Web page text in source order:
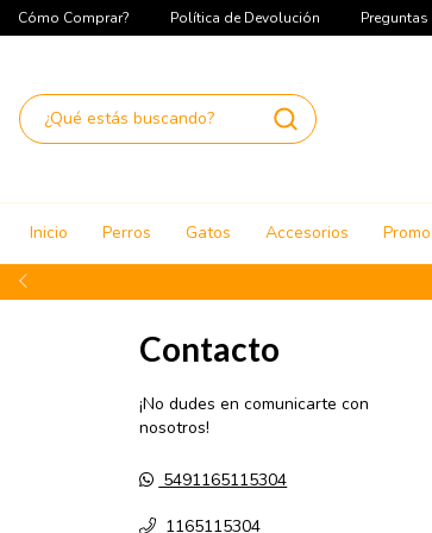
Cómo Comprar? Política de Devolución Preguntas
Inicio Perros Gatos Accesorios
Contacto
¡No dudes en comunicarte con
nosotros!
5491165115304
1165115304